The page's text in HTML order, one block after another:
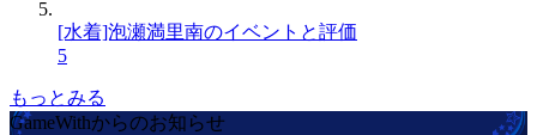
[水着]泡瀬満里南のイベントと評価
5
もっとみる
GameWithからのお知らせ